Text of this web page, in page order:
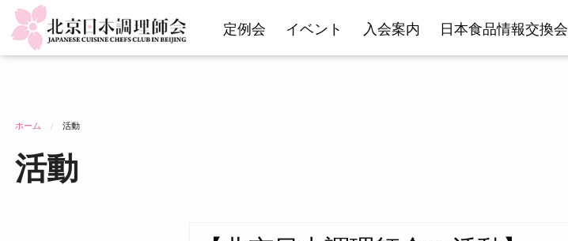
定例会 イベント 入会案内 日本食品情報交換会
ホーム 活動
活動